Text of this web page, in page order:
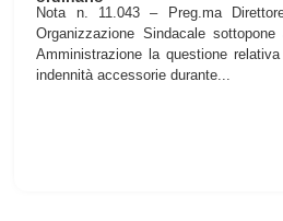
Nota n. 11.043 – Preg.ma
Organizzazione Sindacale sottopone
Amministrazione la questione
indennità accessorie durante...